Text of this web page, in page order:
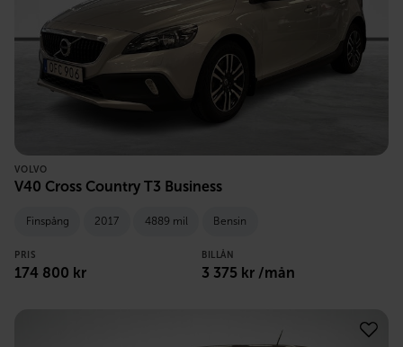
VOLVO
V40 Cross Country T3 Business
Finspång 2017 4889 mil Bensin
PRIS
174 800 kr
BILLÅN
3 375 kr /mån